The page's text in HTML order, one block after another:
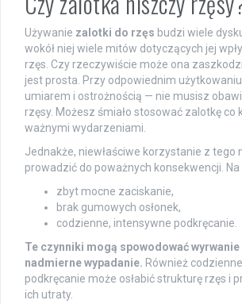
Używanie zalotki do rzęs budzi wiele
wokół niej wiele mitów dotyczących jej
rzęs. Czy rzeczywiście może ona
jest prosta. Przy odpowiednim
umiarem i ostrożnością — nie musisz
rzęsy. Możesz śmiało stosować zalotkę co
ważnymi wydarzeniami.
Jednakże, niewłaściwe korzystanie z tego
prowadzić do poważnych konsekwencji. Na
zbyt mocne zaciskanie,
brak gumowych osłonek,
codzienne, intensywne podkręcanie.
Te czynniki mogą spowodować
nadmierne wypadanie. Również
podkręcanie może osłabić strukturę rzęs i
ich utraty.